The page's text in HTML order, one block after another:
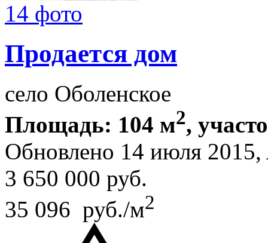
14 фото
Продается дом
село Оболенское
Площадь: 104 м2,
Обновлено 14 июля 2015,
3 650 000 руб.
35 096 руб./м2